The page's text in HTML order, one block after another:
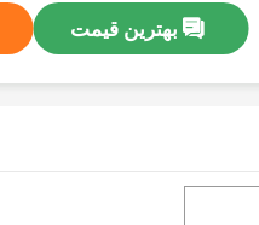
بهترین قیمت